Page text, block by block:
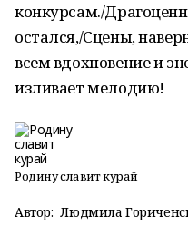
конкурсам./
остался,/Сцены,
всем вдохновение и
изливает мелодию!
Родину славит курай
Автор: Людмила